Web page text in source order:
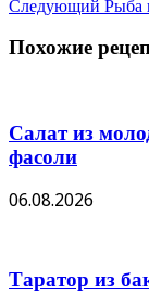
Следующий Рыба
Похожие
Салат из
фасоли
06.08.2026
Таратор из